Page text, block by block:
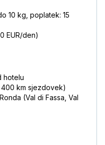
10 kg, poplatek: 15
EUR/den)
hotelu
km sjezdovek)
(Val di Fassa, Val